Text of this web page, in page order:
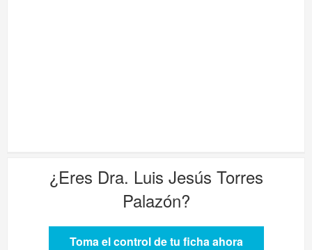
¿Eres Dra. Luis Jesús Torres
Palazón?
Toma el control de tu ficha ahora